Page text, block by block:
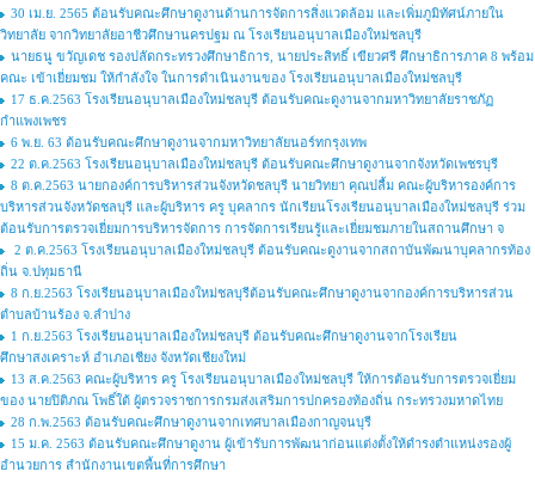
30 เม.ย. 2565 ต้อนรับคณะศึกษาดูงานด้านการจัดการสิ่งแวดล้อม และเพิ่มภูมิทัศน์ภายใน
วิทยาลัย จากวิทยาลัยอาชีวศึกษานครปฐม ณ โรงเรียนอนุบาลเมืองใหม่ชลบุรี
นายธนู ขวัญเดช รองปลัดกระทรวงศึกษาธิการ, นายประสิทธิ์ เขียวศรี ศึกษาธิการภาค 8 พร้อม
คณะ เข้าเยี่ยมชม ให้กำลังใจ ในการดำเนินงานของ โรงเรียนอนุบาลเมืองใหม่ชลบุรี
17 ธ.ค.2563 โรงเรียนอนุบาลเมืองใหม่ชลบุรี ต้อนรับคณะดูงานจากมหาวิทยาลัยราชภัฏ
กำแพงเพชร
6 พ.ย. 63 ต้อนรับคณะศึกษาดูงานจากมหาวิทยาลัยนอร์ทกรุงเทพ
22 ต.ค.2563 โรงเรียนอนุบาลเมืองใหม่ชลบุรี ต้อนรับคณะศึกษาดูงานจากจังหวัดเพชรบุรี
8 ต.ค.2563 นายกองค์การบริหารส่วนจังหวัดชลบุรี นายวิทยา คุณปลื้ม คณะผู้บริหารองค์การ
บริหารส่วนจังหวัดชลบุรี และผู้บริหาร ครู บุคลากร นักเรียนโรงเรียนอนุบาลเมืองใหม่ชลบุรี ร่วม
ต้อนรับการตรวจเยี่ยมการบริหารจัดการ การจัดการเรียนรู้และเยี่ยมชมภายในสถานศึกษา จ
2 ต.ค.2563 โรงเรียนอนุบาลเมืองใหม่ชลบุรี ต้อนรับคณะดูงานจากสถาบันพัฒนาบุคลากรท้อง
ถิ่น จ.ปทุมธานี
8 ก.ย.2563 โรงเรียนอนุบาลเมืองใหม่ชลบุรีต้อนรับคณะศึกษาดูงานจากองค์การบริหารส่วน
ตำบลบ้านร้อง จ.ลำปาง
1 ก.ย.2563 โรงเรียนอนุบาลเมืองใหม่ชลบุรี ต้อนรับคณะศึกษาดูงานจากโรงเรียน
ศึกษาสงเคราะห์ อำเภอเชียง จังหวัดเชียงใหม่
13 ส.ค.2563 คณะผู้บริหาร ครู โรงเรียนอนุบาลเมืองใหม่ชลบุรี ให้การต้อนรับการตรวจเยี่ยม
ของ นายปิติภณ โพธิ์ใต้ ผู้ตรวจราชการกรมส่งเสริมการปกครองท้องถิ่น กระทรวงมหาดไทย
28 ก.พ.2563 ต้อนรับคณะศึกษาดูงานจากเทศบาลเมืองกาญจนบุรี
15 ม.ค. 2563 ต้อนรับคณะศึกษาดูงาน ผู้เข้ารับการพัฒนาก่อนแต่งตั้งให้ดำรงตำแหน่งรองผู้
อำนวยการ สำนักงานเขตพื้นที่การศึกษา